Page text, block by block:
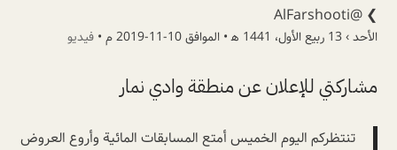
❯
@AlFarshooti
الأحد › 13 ربيع الأول، 1441 ھ • الموافق 10-11-2019 م • فيديو
مشاركتي للإعلان عن منطقة وادي نمار
تنتظركم اليوم الخميس أمتع المسابقات المائية وأروع العروض